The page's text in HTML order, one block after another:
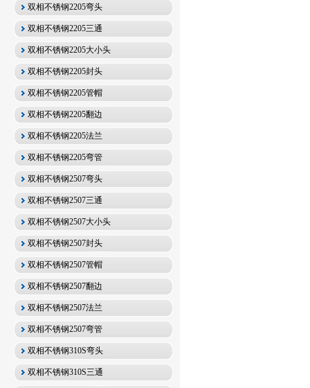
双相不锈钢2205弯头
双相不锈钢2205三通
双相不锈钢2205大小头
双相不锈钢2205封头
双相不锈钢2205管帽
双相不锈钢2205翻边
双相不锈钢2205法兰
双相不锈钢2205弯管
双相不锈钢2507弯头
双相不锈钢2507三通
双相不锈钢2507大小头
双相不锈钢2507封头
双相不锈钢2507管帽
双相不锈钢2507翻边
双相不锈钢2507法兰
双相不锈钢2507弯管
双相不锈钢310S弯头
双相不锈钢310S三通